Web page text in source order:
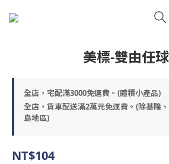
美標-雙由任
全店，宅配滿3000免運費。(體積小產品)
全店，貨車配送滿2萬元免運費。(除基隆
島地區)
NT$104